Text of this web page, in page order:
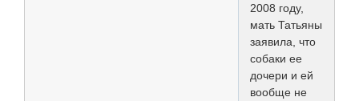
2008 году,
мать Татьяны
заявила, что
собаки ее
дочери и ей
вообще не